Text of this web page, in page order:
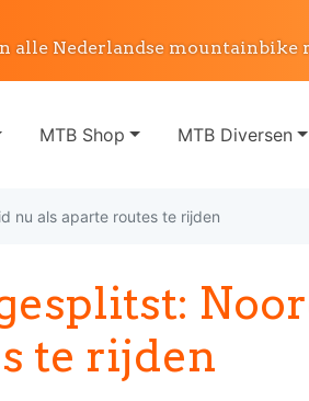
alle Nederlandse mountainbike
MTB Shop MTB Diversen
nu als aparte routes te rijden
te rijden